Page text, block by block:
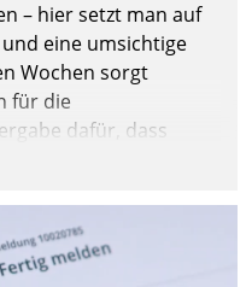
– hier setzt man auf
eine umsichtige
Wochen sorgt
für die
dafür, dass
so es sein muss,